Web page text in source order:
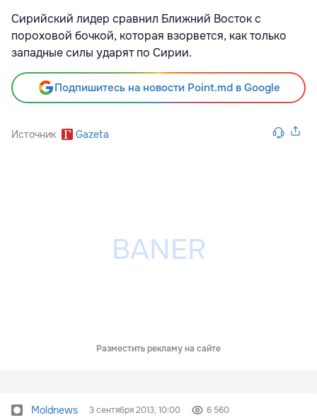
Сирийский лидер сравнил Ближний Восток с
пороховой бочкой, которая взорвется, как только
западные силы ударят по Сирии.
Подпишитесь на новости Point.md в Google
Источник Gazeta
Разместить рекламу на сайте
Moldnews 3 сентября 2013, 10:00 6 560